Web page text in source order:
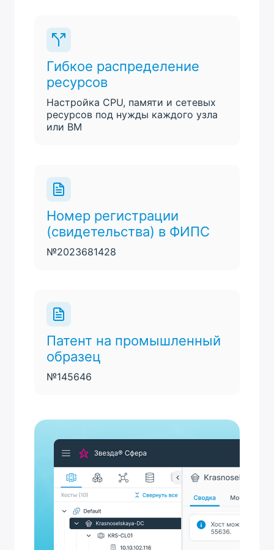
Гибкое распределение
ресурсов
Настройка CPU, памяти и сетевых
ресурсов под нужды каждого узла
или ВМ
Номер регистрации
(свидетельства) в ФИПС
№2023681428
Патент на промышленный
образец
№145646